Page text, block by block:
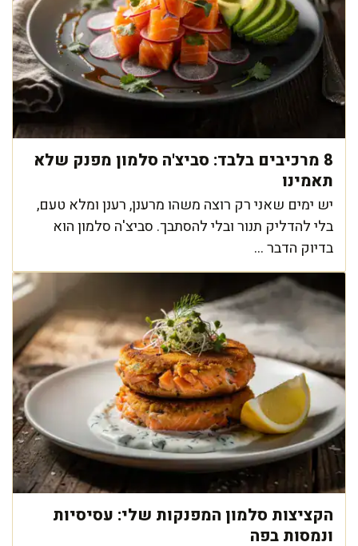
8 מרכיבים בלבד: סביצ'ה סלמון מפנק שלא
תאמינו
יש ימים שאני רק רוצה משהו מרענן, רענן ומלא טעם,
בלי להדליק תנור ובלי להסתבך. סביצ'ה סלמון הוא
בדיוק הדבר ...
הקציצות סלמון המפנקות שלי: עסיסיות
ונמסות בפה